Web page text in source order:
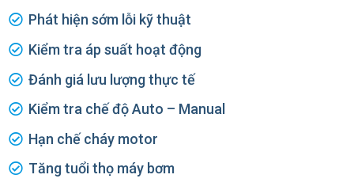
Phát hiện sớm lỗi kỹ thuật
Kiểm tra áp suất hoạt động
Đánh giá lưu lượng thực tế
Kiểm tra chế độ Auto – Manual
Hạn chế cháy motor
Tăng tuổi thọ máy bơm